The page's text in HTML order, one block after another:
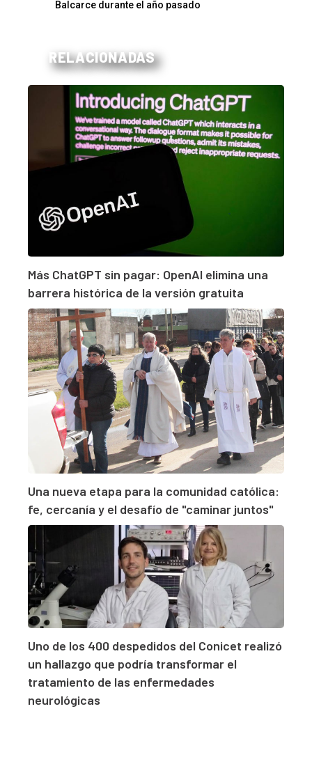
Balcarce durante el año pasado
RELACIONADAS
Más ChatGPT sin pagar: OpenAI elimina una
barrera histórica de la versión gratuita
Una nueva etapa para la comunidad católica:
fe, cercanía y el desafío de "caminar juntos"
Uno de los 400 despedidos del Conicet realizó
un hallazgo que podría transformar el
tratamiento de las enfermedades
neurológicas